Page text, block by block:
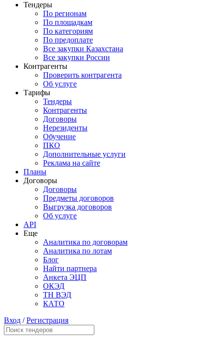
Тендеры
По регионам
По площадкам
По категориям
По предоплате
Все закупки Казахстана
Все закупки России
Контрагенты
Проверить контрагента
Об услуге
Тарифы
Тендеры
Контрагенты
Договоры
Нерезиденты
Обучение
ПКО
Дополнительные услуги
Реклама на сайте
Планы
Договоры
Договоры
Предметы договоров
Выгрузка договоров
Об услуге
API
Еще
Аналитика по договорам
Аналитика по лотам
Блог
Найти партнера
Анкета ЭЦП
ОКЭД
ТН ВЭД
КАТО
Вход /Регистрация